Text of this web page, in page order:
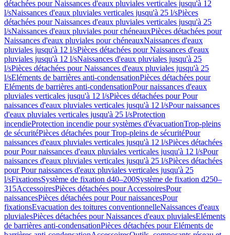
détachées pour Naissances d'eaux pluviales verticales jusqu'à 12
l/sNaissances d'eaux pluviales verticales jusqu'à 25 l/sPièces
détachées pour Naissances d'eaux pluviales verticales jusqu'à 25
l/sNaissances d'eaux pluviales pour chéneauxPièces détachées pour
Naissances d'eaux pluviales pour chéneauxNaissances d'eaux
pluviales jusqu'à 12 l/sPièces détachées pour Naissances d'eaux
pluviales jusqu'à 12 l/sNaissances d'eaux pluviales jusqu'à 25
l/sPièces détachées pour Naissances d'eaux pluviales jusqu'à 25
l/sEléments de barrières anti-condensationPièces détachées pour
Eléments de barrières anti-condensationPour naissances d'eaux
pluviales verticales jusqu'à 12 l/sPièces détachées pour Pour
naissances d'eaux pluviales verticales jusqu'à 12 l/sPour naissances
d'eaux pluviales verticales jusqu'à 25 l/sProtection
incendieProtection incendie pour systèmes d'évacuationTrop-pleins
de sécuritéPièces détachées pour Trop-pleins de sécuritéPour
naissances d'eaux pluviales verticales jusqu'à 12 l/sPièces détachées
pour Pour naissances d'eaux pluviales verticales jusqu'à 12 l/sPour
naissances d'eaux pluviales verticales jusqu'à 25 l/sPièces détachées
pour Pour naissances d'eaux pluviales verticales jusqu'à 25
l/sFixationsSystème de fixation d40–200Système de fixation d250–
315AccessoiresPièces détachées pour AccessoiresPour
naissancesPièces détachées pour Pour naissancesPour
fixationsEvacuation des toitures conventionnelleNaissances d'eaux
pluvialesPièces détachées pour Naissances d'eaux pluvialesEléments
de barrières anti-condensationPièces détachées pour Eléments de